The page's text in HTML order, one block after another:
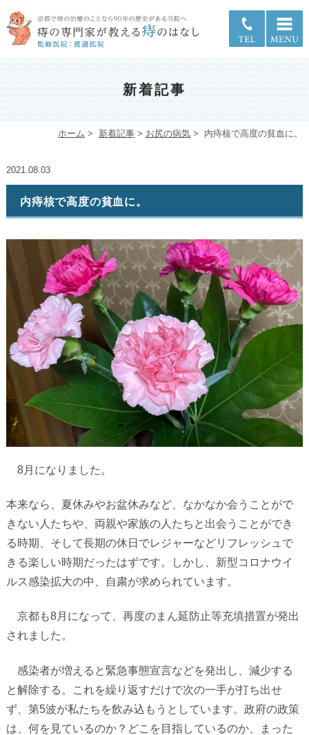
新着記事
ホーム > 新着記事 > お尻の病気 > 内痔核で高度の貧血に。
2021.08.03
内痔核で高度の貧血に。
8月になりました。
本来なら、夏休みやお盆休みなど、なかなか会うことがで
きない人たちや、両親や家族の人たちと出会うことができ
る時期、そして長期の休日でレジャーなどリフレッシュで
きる楽しい時期だったはずです。しかし、新型コロナウイ
ルス感染拡大の中、自粛が求められています。
京都も8月になって、再度のまん延防止等充填措置が発出
されました。
感染者が増えると緊急事態宣言などを発出し、減少する
と解除する。これを繰り返すだけで次の一手が打ち出せ
ず、第5波が私たちを飲み込もうとしています。政府の政策
は、何を見ているのか？どこを目指しているのか、まった